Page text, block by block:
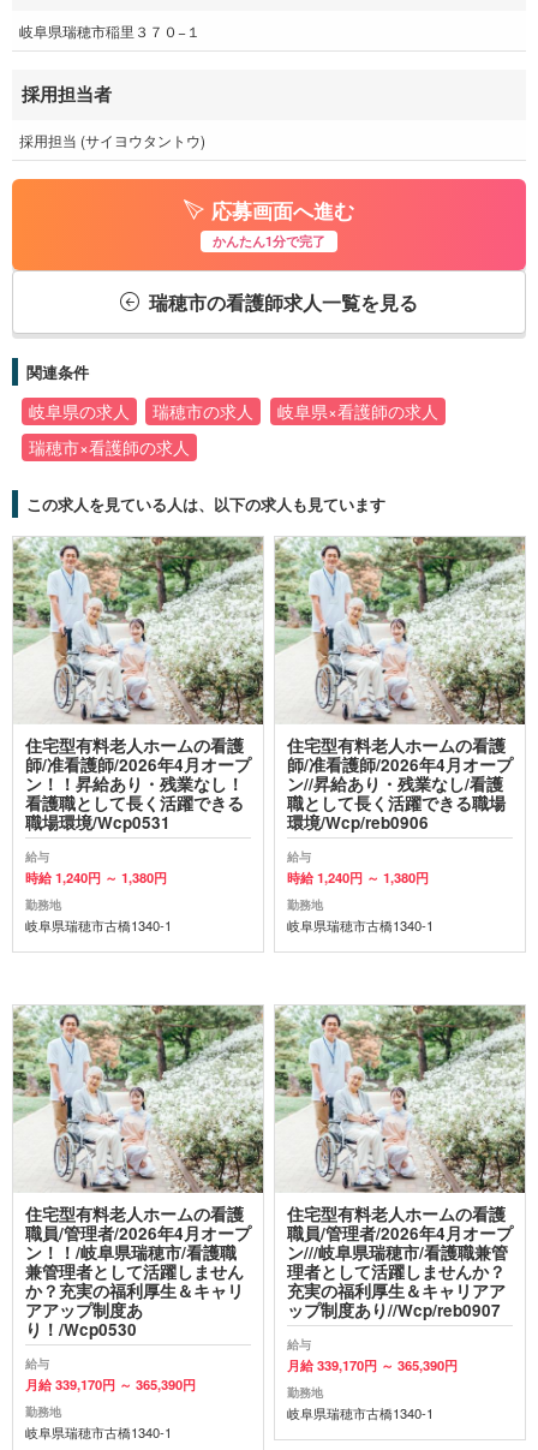
岐阜県瑞穂市稲里３７０−１
採用担当者
採用担当 (サイヨウタントウ)
応募画面へ進む
かんたん1分で完了
瑞穂市の看護師求人一覧を見る
関連条件
岐阜県の求人
瑞穂市の求人
岐阜県×看護師の求人
瑞穂市×看護師の求人
この求人を見ている人は、以下の求人も見ています
住宅型有料老人ホームの看護
師/准看護師/2026年4月オープ
ン！！昇給あり・残業なし！
看護職として長く活躍できる
職場環境/Wcp0531
給与
時給 1,240円 ～ 1,380円
勤務地
岐阜県瑞穂市古橋1340-1
住宅型有料老人ホームの看護
師/准看護師/2026年4月オープ
ン//昇給あり・残業なし/看護
職として長く活躍できる職場
環境/Wcp/reb0906
給与
時給 1,240円 ～ 1,380円
勤務地
岐阜県瑞穂市古橋1340-1
住宅型有料老人ホームの看護
職員/管理者/2026年4月オープ
ン！！/岐阜県瑞穂市/看護職
兼管理者として活躍しません
か？充実の福利厚生＆キャリ
アアップ制度あ
り！/Wcp0530
給与
月給 339,170円 ～ 365,390円
勤務地
岐阜県瑞穂市古橋1340-1
住宅型有料老人ホームの看護
職員/管理者/2026年4月オープ
ン///岐阜県瑞穂市/看護職兼管
理者として活躍しませんか？
充実の福利厚生＆キャリアア
ップ制度あり//Wcp/reb0907
給与
月給 339,170円 ～ 365,390円
勤務地
岐阜県瑞穂市古橋1340-1